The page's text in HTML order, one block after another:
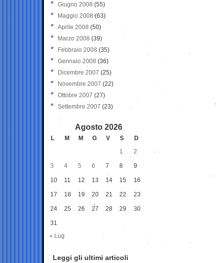
Giugno 2008 (55)
Maggio 2008(63)
Aprile 2008 (50)
Marzo 2008 (39)
Febbraio 2008 (35)
Gennaio 2008 (36)
Dicembre 2007 (25)
Novembre 2007 (22)
Ottobre 2007 (27)
Settembre 2007 (23)
Agosto 2026
L M M G V S
D
1
2
3 4 5 6 7 8 9
10 11 12 13 14 15 16
17 18 19 20 21 22 23
24 25 26 27 28 29 30
31
« Lug
Leggi gli ultimi articoli